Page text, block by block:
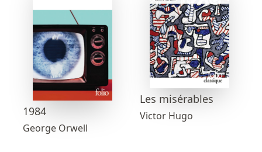
1984
George Orwell
Les misérables
Victor Hugo